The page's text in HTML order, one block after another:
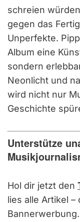
schreien
gegen das
Unperfekte.
Album eine
sondern
Neonlicht und
wird nicht nur
Geschichte
Unterstütze
Hol dir jetzt den
lies alle Artikel –
Bannerwerbung.